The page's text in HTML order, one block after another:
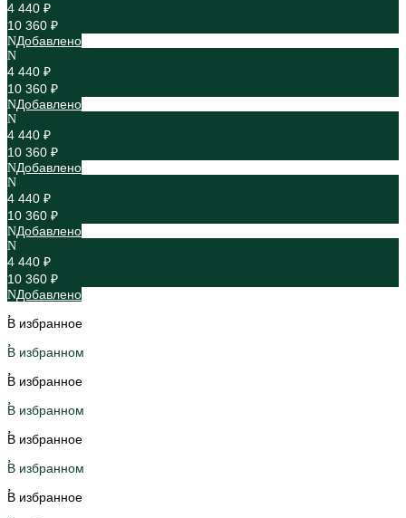
4 440 ₽
10 360 ₽
Добавлено
4 440 ₽
10 360 ₽
Добавлено
4 440 ₽
10 360 ₽
Добавлено
4 440 ₽
10 360 ₽
Добавлено
4 440 ₽
10 360 ₽
Добавлено
В избранное
В избранном
В избранное
В избранном
В избранное
В избранном
В избранное